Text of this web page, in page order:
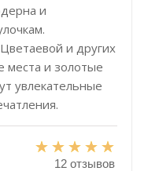
и
и других
места и золотые
увлекательные
12 отзывов